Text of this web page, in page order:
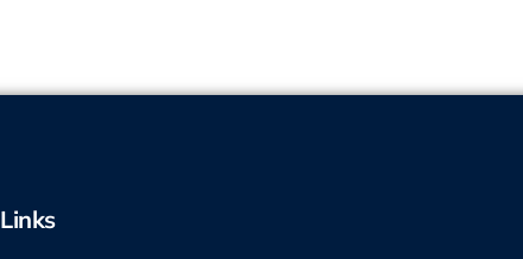
Links